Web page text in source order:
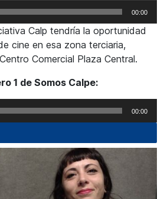
00:00
Calp tendría la oportunidad
cine en esa zona terciaria,
Comercial Plaza Central.
1 de Somos Calpe:
00:00